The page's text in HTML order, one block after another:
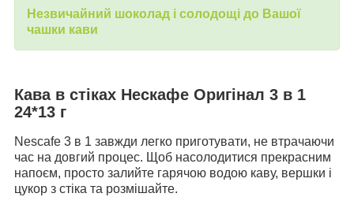
Незвичайний шоколад і солодощі до Вашої
чашки кави
Кава в стіках Нескафе Оригінал 3 в 1
24*13 г
Nescafe 3 в 1 завжди легко приготувати, не втрачаючи
час на довгий процес. Щоб насолодитися прекрасним
напоєм, просто залийте гарячою водою каву, вершки і
цукор з стіка та розмішайте.